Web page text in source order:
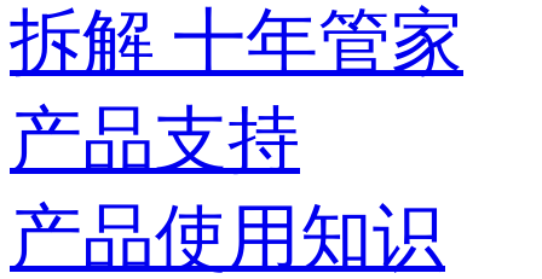
拆解 十年管家
产品支持
产品使用知识